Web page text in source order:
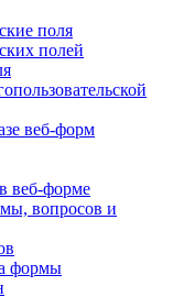
поля
полей
веб-форм
веб-форме
вопросов и
формы